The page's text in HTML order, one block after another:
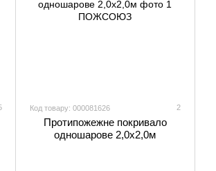
Код товару: 000081626 2
Протипожежне покривало
одношарове 2,0х2,0м